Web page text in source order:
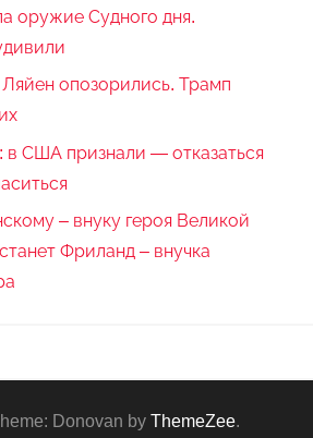
оружие Судного дня.
опозорились. Трамп
в США признали — отказаться
– внуку героя Великой
Фриланд – внучка
Donovan by ThemeZee.